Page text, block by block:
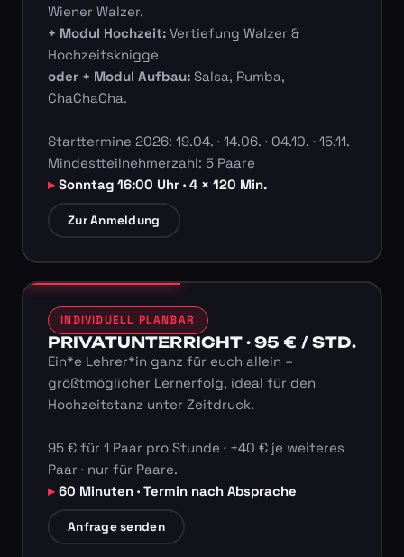
Wiener Walzer.
+ Modul Hochzeit:Vertiefung Walzer &
Hochzeitsknigge
oder + Modul Aufbau:Salsa, Rumba,
ChaChaCha.
Starttermine 2026: 19.04. · 14.06. · 04.10. · 15.11.
Mindestteilnehmerzahl: 5 Paare
Sonntag 16:00 Uhr · 4 × 120 Min.
Zur Anmeldung
INDIVIDUELL PLANBAR
PRIVATUNTERRICHT · 95 € / STD.
Ein*e Lehrer*in ganz für euch allein –
größtmöglicher Lernerfolg, ideal für den
Hochzeitstanz unter Zeitdruck.
95 € für 1 Paar pro Stunde · +40 € je weiteres
Paar · nur für Paare.
60 Minuten · Termin nach Absprache
Anfrage senden